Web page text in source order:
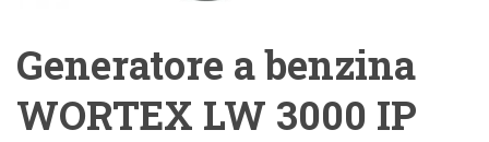
Generatore a benzina
WORTEX LW 3000 IP